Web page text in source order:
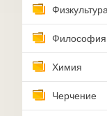
Физкультура
Философия
Химия
Черчение